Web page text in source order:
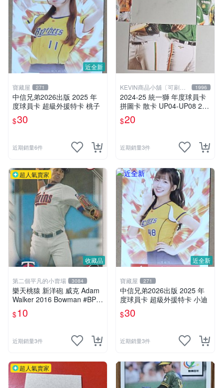
近全新
寶藏屋 271
中信兄弟2026出版 2025 年
度球員卡 超級外援特卡 桃子
$30
近期銷量6件
KEVIN商品小舖〔可刷
卡〕
1996
2024-25 統一獅 年度球員卡
拼圖卡 散卡 UP04-UP08 202
$20
近期銷量3件
收藏品
超人氣賣家
第二個平凡的小賣場 3084
樂天桃猿 新洋砲 威克 Adam
Walker 2016 Bowman #BP1
35 新秀球員卡
$10
近期銷量3件
近全新
寶藏屋 271
中信兄弟2026出版 2025 年
度球員卡 超級外援特卡 小迪
$30
近期銷量3件
超人氣賣家